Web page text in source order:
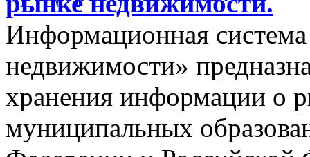
Информационная
недвижимости»
хранения информации о
муниципальных